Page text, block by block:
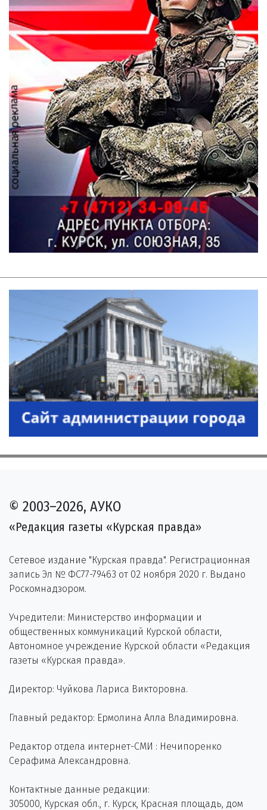
© 2003–2026, АУКО
«Редакция газеты «Курская правда»
Сетевое издание "Курская правда". Регистрационная
запись Эл № ФС77-79463 от 02 ноября 2020 г. Выдано
Роскомнадзором.
Учредители: Министерство информации и
общественных коммуникаций Курской области,
Автономное учреждение Курской области «Редакция
газеты «Курская правда».
Директор: Чуйкова Лариса Викторовна.
Главный редактор: Ермолина Алла Владимировна.
Редактор отдела интернет-СМИ : Нечипоренко
Серафима Александровна.
Контактные данные редакции:
305000, Курская обл., г. Курск, Красная площадь, дом